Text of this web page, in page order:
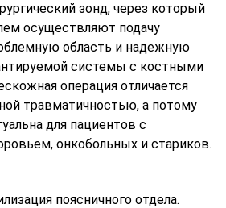
зонд, через который
осуществляют подачу
область и надежную
системы с костными
операция отличается
травматичностью, а потому
для пациентов с
онкобольных и стариков.
поясничного отдела.